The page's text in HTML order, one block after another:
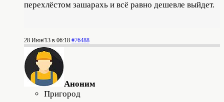
перехлёстом зашарахь и всё равно дешевле выйдет.
28 Июн'13 в 06:18 #76488
Аноним
Пригород